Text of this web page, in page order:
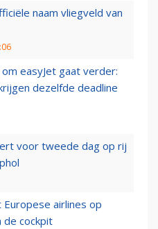
naam vliegveld van
easyJet gaat verder:
dezelfde deadline
voor tweede dag op rij
Europese airlines op
de cockpit